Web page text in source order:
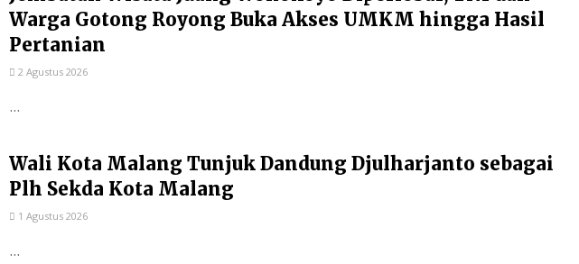
Warga Gotong Royong Buka Akses UMKM hingga Hasil
Pertanian
2 Agustus 2026
...
Wali Kota Malang Tunjuk Dandung Djulharjanto sebagai
Plh Sekda Kota Malang
1 Agustus 2026
...